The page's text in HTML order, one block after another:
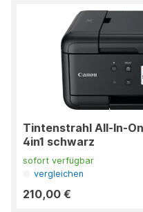
Tintenstrahl All-In-
4in1 schwarz
sofort verfügbar
vergleichen
210,00 €